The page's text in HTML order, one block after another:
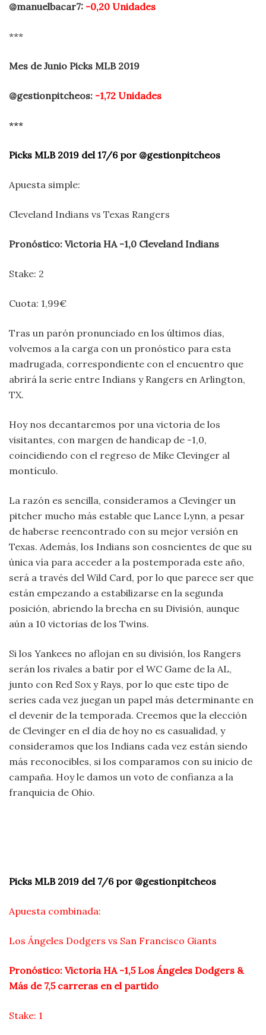
@manuelbacar7: -0,20 Unidades
***
Mes de Junio Picks MLB 2019
@gestionpitcheos: -1,72 Unidades
***
Picks MLB 2019 del 17/6 por @gestionpitcheos
Apuesta simple:
Cleveland Indians vs Texas Rangers
Pronóstico: Victoria HA -1,0 Cleveland Indians
Stake: 2
Cuota: 1,99€
Tras un parón pronunciado en los últimos días,
volvemos a la carga con un pronóstico para esta
madrugada, correspondiente con el encuentro que
abrirá la serie entre Indians y Rangers en Arlington,
TX.
Hoy nos decantaremos por una victoria de los
visitantes, con margen de handicap de -1,0,
coincidiendo con el regreso de Mike Clevinger al
montículo.
La razón es sencilla, consideramos a Clevinger un
pitcher mucho más estable que Lance Lynn, a pesar
de haberse reencontrado con su mejor versión en
Texas. Además, los Indians son cosncientes de que su
única vía para acceder a la postemporada este año,
será a través del Wild Card, por lo que parece ser que
están empezando a estabilizarse en la segunda
posición, abriendo la brecha en su División, aunque
aún a 10 victorias de los Twins.
Si los Yankees no aflojan en su división, los Rangers
serán los rivales a batir por el WC Game de la AL,
junto con Red Sox y Rays, por lo que este tipo de
series cada vez juegan un papel más determinante en
el devenir de la temporada. Creemos que la elección
de Clevinger en el día de hoy no es casualidad, y
consideramos que los Indians cada vez están siendo
más reconocibles, si los comparamos con su inicio de
campaña. Hoy le damos un voto de confianza a la
franquicia de Ohio.
Picks MLB 2019 del 7/6 por @gestionpitcheos
Apuesta combinada:
Los Ángeles Dodgers vs San Francisco Giants
Pronóstico: Victoria HA -1,5 Los Ángeles Dodgers &
Más de 7,5 carreras en el partido
Stake: 1